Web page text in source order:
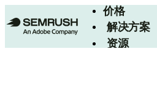
价格
解决方案
资源